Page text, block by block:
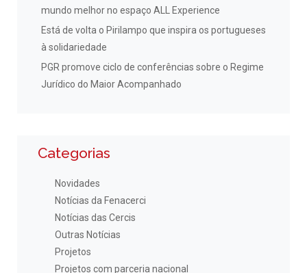
mundo melhor no espaço ALL Experience
Está de volta o Pirilampo que inspira os portugueses
à solidariedade
PGR promove ciclo de conferências sobre o Regime
Jurídico do Maior Acompanhado
Categorias
Novidades
Notícias da Fenacerci
Notícias das Cercis
Outras Notícias
Projetos
Projetos com parceria nacional